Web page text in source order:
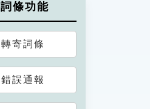
詞條功能
轉寄詞條
錯誤通報